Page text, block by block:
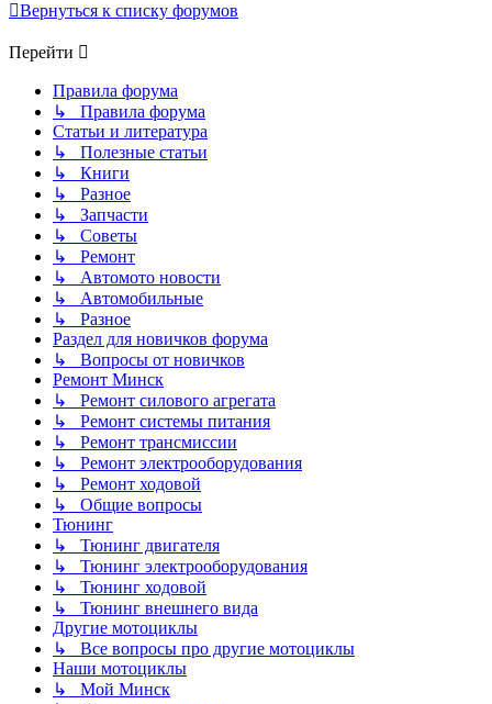
Вернуться к списку форумов
Перейти
Правила форума
↳ Правила форума
Статьи и литература
↳ Полезные статьи
↳ Книги
↳ Разное
↳ Запчасти
↳ Советы
↳ Ремонт
↳ Автомото новости
↳ Автомобильные
↳ Разное
Раздел для новичков форума
↳ Вопросы от новичков
Ремонт Минск
↳ Ремонт силового агрегата
↳ Ремонт системы питания
↳ Ремонт трансмиссии
↳ Ремонт электрооборудования
↳ Ремонт ходовой
↳ Общие вопросы
Тюнинг
↳ Тюнинг двигателя
↳ Тюнинг электрооборудования
↳ Тюнинг ходовой
↳ Тюнинг внешнего вида
Другие мотоциклы
↳ Все вопросы про другие мотоциклы
Наши мотоциклы
↳ Мой Минск